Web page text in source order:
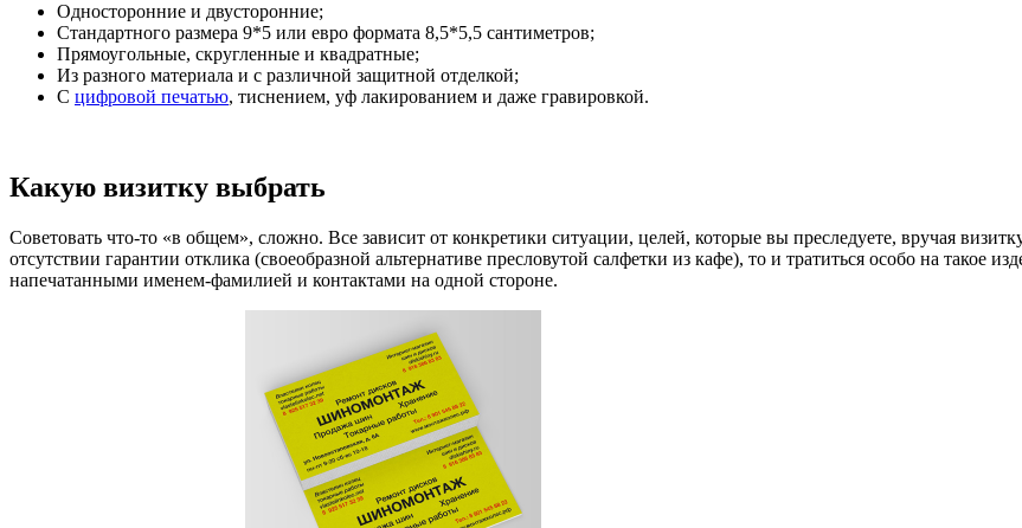
Односторонние и двусторонние;
Стандартного размера 9*5 или евро формата 8,5*5,5 сантиметров;
Прямоугольные, скругленные и квадратные;
Из разного материала и с различной защитной отделкой;
С цифровой печатью, тиснением, уф лакированием и даже гравировкой.
Какую визитку выбрать
Советовать что-то «в общем», сложно. Все зависит от конкретики ситуации, целей, которые вы преследуете, вручая
отсутствии гарантии отклика (своеобразной альтернативе пресловутой салфетки из кафе), то и тратиться особо на такое
напечатанными именем-фамилией и контактами на одной стороне.